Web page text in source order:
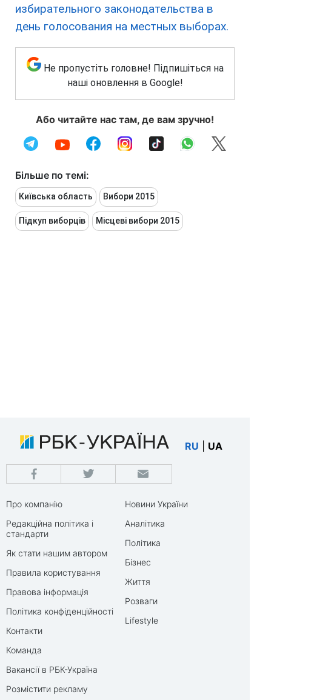
избирательного законодательства в
день голосования на местных выборах.
Не пропустіть головне! Підпишіться на
наші оновлення в Google!
Або читайте нас там, де вам зручно!
Більше по темі:
Київська область Вибори 2015
Підкуп виборців Місцеві вибори 2015
RU UA
Про компанію
Редакційна політика і
стандарти
Як стати нашим автором
Правила користування
Правова інформація
Політика конфіденційності
Контакти
Команда
Вакансії в РБК-Україна
Розмістити рекламу
Новини України
Аналітика
Політика
Бізнес
Життя
Розваги
Lifestyle